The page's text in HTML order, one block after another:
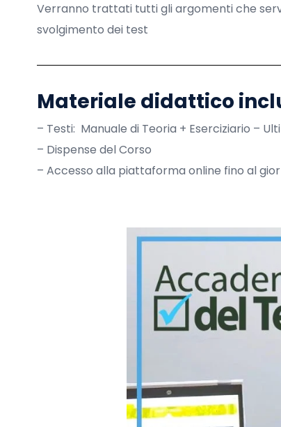
Verranno trattati tutti gli argomenti che
svolgimento dei test
Materiale didattico
– Testi: Manuale di Teoria + Eserciziario –
– Dispense del Corso
– Accesso alla piattaforma online fino al